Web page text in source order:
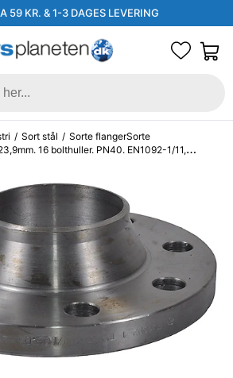
59 KR. & 1-3 DAGES LEVERING
/ Sort stål / Sorte flangerSorte
16 bolthuller. PN40. EN1092-1/11,